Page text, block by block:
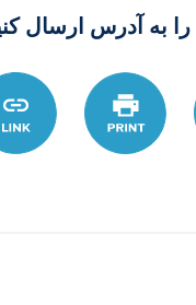
به آدرس ارسال
چاپ Link